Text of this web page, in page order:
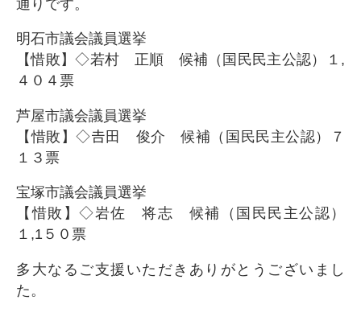
通りです。
明石市議会議員選挙
【惜敗】◇若村 正順 候補（国民民主公認）１,
４０４票
芦屋市議会議員選挙
【惜敗】◇𠮷田 俊介 候補（国民民主公認）７
１３票
宝塚市議会議員選挙
【惜敗】◇岩佐 将志 候補（国民民主公認）
１,1５０票
多大なるご支援いただきありがとうございまし
た。